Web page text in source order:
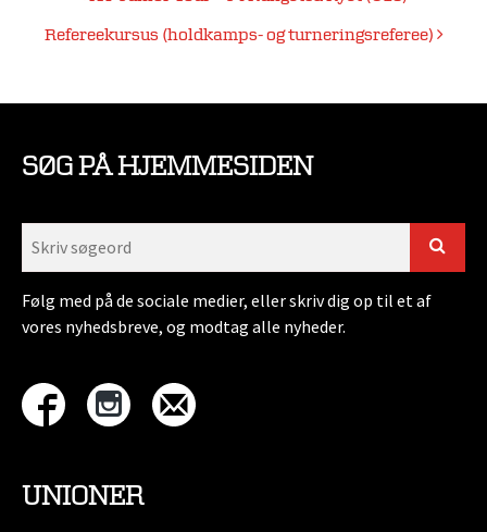
Refereekursus (holdkamps- og turneringsreferee)
SØG PÅ HJEMMESIDEN
Følg med på de sociale medier, eller skriv dig op til et af
vores nyhedsbreve, og modtag alle nyheder.
UNIONER